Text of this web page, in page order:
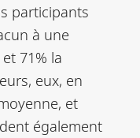
participants
à une
71% la
eux, en
et
également